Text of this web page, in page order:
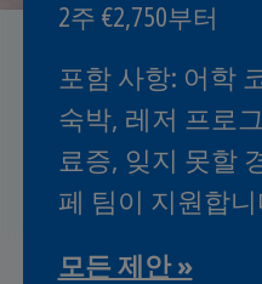
2주 €2,750부터
포함 사항: 어학
숙박, 레저 프로
료증, 잊지 못할
페 팀이 지원합
모든 제안 »